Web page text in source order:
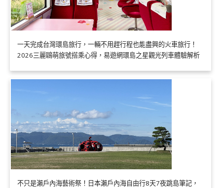
一天完成台灣環島旅行，一輛不用趕行程也能盡興的火車旅行！
2026三麗鷗萌旅號搭乘心得，易遊網環島之星觀光列車體驗解析
不只是瀨戶內海藝術祭！日本瀨戶內海自由行8天7夜跳島筆記，